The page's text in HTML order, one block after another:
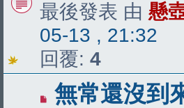
最後發表 由 懸
05-13 , 21:32
回覆: 4
無常還沒到